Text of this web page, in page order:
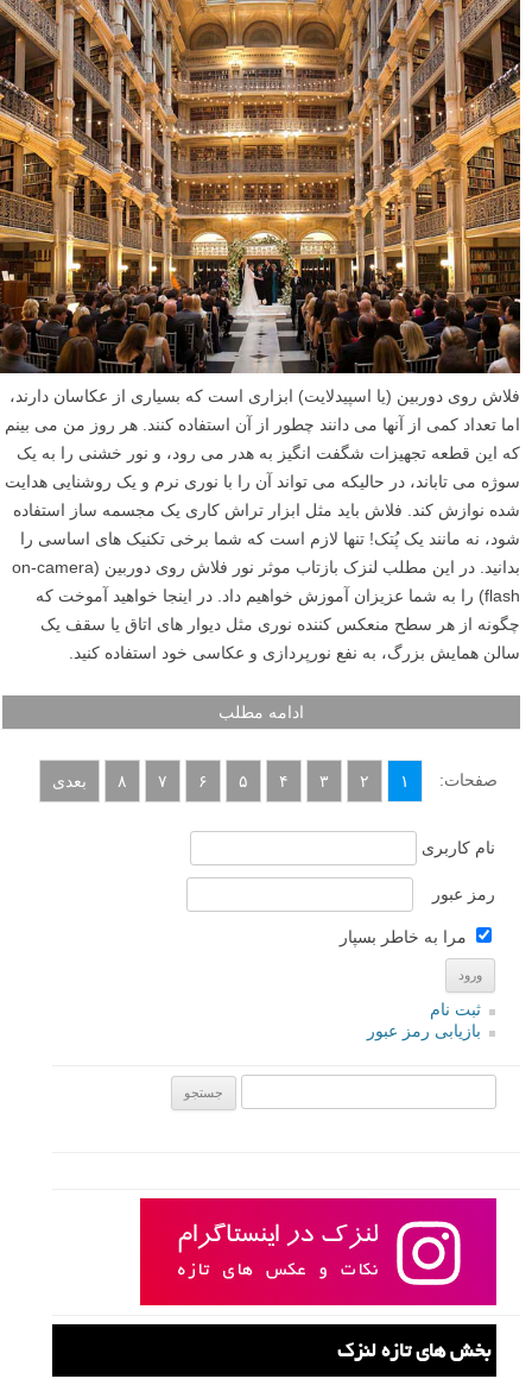
فلاش روی دوربین (یا اسپیدلایت) ابزاری است که بسیاری از عکاسان دارند،
اما تعداد کمی از آنها می دانند چطور از آن استفاده کنند. هر روز من می بینم
که این قطعه تجهیزات شگفت انگیز به هدر می رود، و نور خشنی را به یک
سوژه می تاباند، در حالیکه می تواند آن را با نوری نرم و یک روشنایی هدایت
شده نوازش کند. فلاش باید مثل ابزار تراش کاری یک مجسمه ساز استفاده
شود، نه مانند یک پُتک! تنها لازم است که شما برخی تکنیک های اساسی را
بدانید. در این مطلب لنزک بازتاب موثر نور فلاش روی دوربین (on-camera
flash) را به شما عزیزان آموزش خواهیم داد. در اینجا خواهید آموخت که
چگونه از هر سطح منعکس کننده نوری مثل دیوار های اتاق یا سقف یک
سالن همایش بزرگ، به نفع نورپردازی و عکاسی خود استفاده کنید.
ادامه مطلب
صفحات: ۱ ۲ ۳ ۴ ۵ ۶ ۷ ۸ بعدی
نام کاربری
رمز عبور
مرا به خاطر بسپار
ثبت نام
بازیابی رمز عبور
بخش های تازه لنزک